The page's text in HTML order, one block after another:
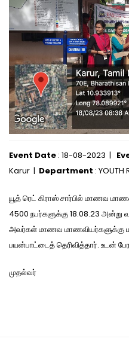
Event Date : 18-08-2023 |
Karur | Department : YOUTH
யூத் ரெட் கிராஸ் சார்பில் மாணவ
4500 நபர்களுக்கு 18.08.23 அன்று
அவர்கள் மாணவ மாணவியர்களுக்கு
பயன்பாட்டைத் தெரிவித்தார். உடன்
முதல்வர்